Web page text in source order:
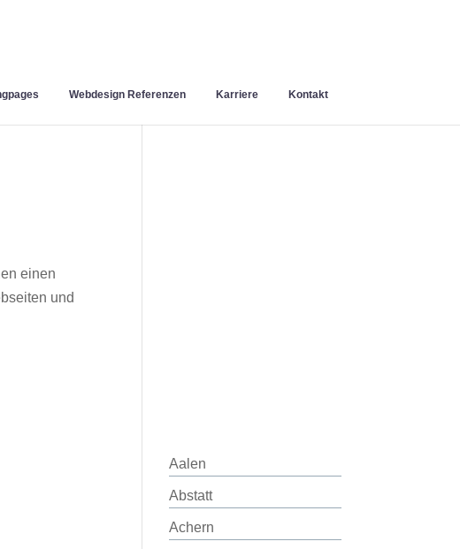
Webdesign Referenzen Karriere Kontakt
einen
und
Aalen
Abstatt
Achern